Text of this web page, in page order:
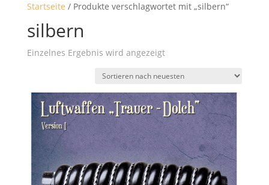
Literatur
Merchandise
Aktionen
FAQ
Startseite / Produkte verschlagwortet mit „silbern“
silbern
Einzelnes Ergebnis wird angezeigt